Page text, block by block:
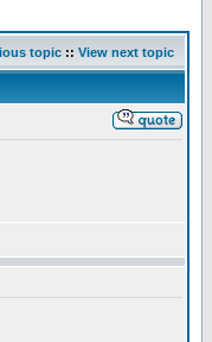
topic :: View next topic